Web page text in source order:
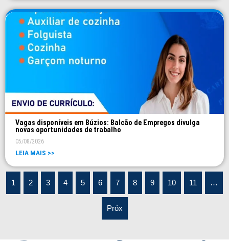
Vagas disponíveis em Búzios: Balcão de Empregos divulga
novas oportunidades de trabalho
05/08/2026
LEIA MAIS >>
1 2 3 4 5 6 7 8 9 10 11 …
Próx